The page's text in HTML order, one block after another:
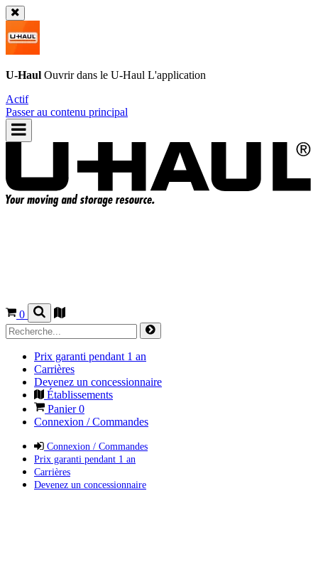
U-Haul Ouvrir dans le U-Haul L'application
Actif
Passer au contenu principal
0
Prix garanti pendant 1 an
Carrières
Devenez un concessionnaire
Établissements
Panier0
Connexion / Commandes
Connexion / Commandes
Prix garanti pendant 1 an
Carrières
Devenez un concessionnaire